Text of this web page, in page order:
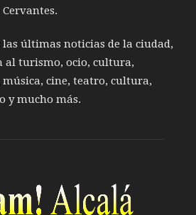
últimas noticias de la ciudad,
al turismo, ocio, cultura,
música, cine, teatro, cultura,
y mucho más.